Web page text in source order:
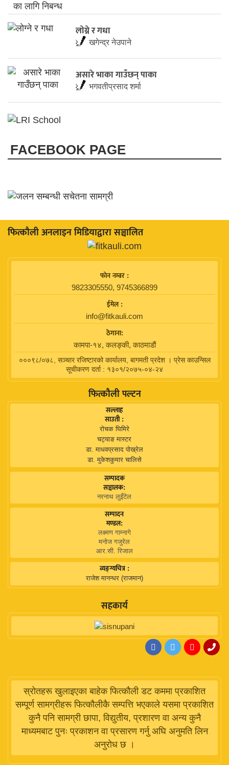
लाेग्ने र गधा
खगेन्द्र नेउपाने
असारे भाका गाउँछन् पाका
भगवतीप्रसाद शर्मा
FACEBOOK PAGE
फित्काैली अनलाइन मिडियाद्वारा सञ्चालित
फाेन नम्बर :
9823305550, 9745366899
ईमेल :
info@fitkauli.com
ठेगाना:
कामपा-१४, कलङ्की, काठमाडाैं
०००९८/०७८, सञ्चार रजिष्टारको कार्यालय, बागमती प्रदेश । प्रेस काउन्सिल
सूचीकरण दर्ता : १३०१/२०७५-०४-२४
फित्कौली पल्टन
सल्लाह
साउती :
रोचक घिमिरे
चट्याङ मास्टर
डा. माधवप्रसाद पोख्रेल
डा. मुकेशकुमार चालिसे
सम्पादक
सञ्चालक:
नरनाथ लुइँटेल
सम्पादन
मण्डल:
लक्ष्मण गाम्नागे
मनोज गजुरेल
आर.सी. रिजाल
व्यङ्ग्यचित्र :
राजेश मानन्धर (राजमान)
सहकार्य
स्रोतहरू खुलाइएका बाहेक फित्कौली डट कममा प्रकाशित
सम्पूर्ण सामग्रीहरू फित्कौलीकै सम्पत्ति भएकाले यसमा प्रकाशित
कुनै पनि सामग्री छापा, विद्युतीय, प्रशारण वा अन्य कुनै
माध्यमबाट पुनः प्रकाशन वा प्रसारण गर्नु अघि अनुमति लिन
अनुरोध छ ।